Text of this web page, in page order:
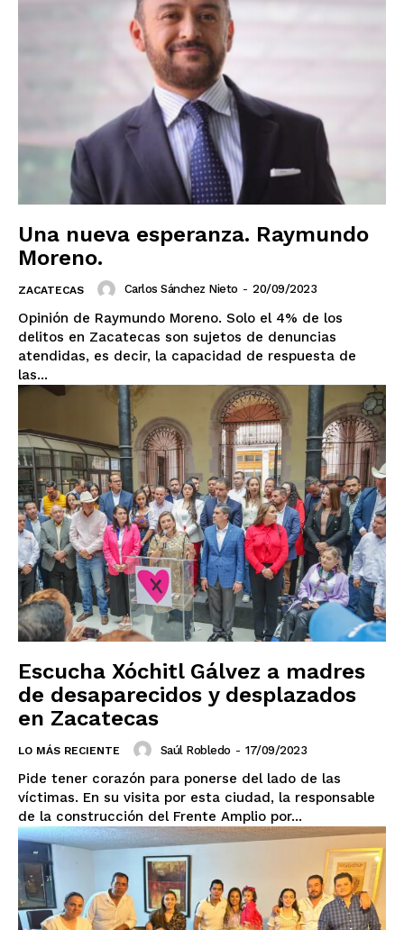
Baja California
Baja California Sur Campeche
Ciudad de México
Estado de México
Guerrero Hidalgo
Zacatecas Yucatán Veracruz
Tlaxcala Tamaulipas Tabasco
Sonora
Sinaloa
San Luis Potosí Quintana Roo
Querétaro Oaxaca
Nuevo León
Nayarit
Morelos
Una nueva esperanza. Raymundo
Moreno.
ZACATECAS Carlos Sánchez Nieto - 20/09/2023
Opinión de Raymundo Moreno. Solo el 4% de los
delitos en Zacatecas son sujetos de denuncias
atendidas, es decir, la capacidad de respuesta de
las...
Escucha Xóchitl Gálvez a madres
de desaparecidos y desplazados
en Zacatecas
LO MÁS RECIENTE Saúl Robledo - 17/09/2023
Pide tener corazón para ponerse del lado de las
víctimas. En su visita por esta ciudad, la responsable
de la construcción del Frente Amplio por...